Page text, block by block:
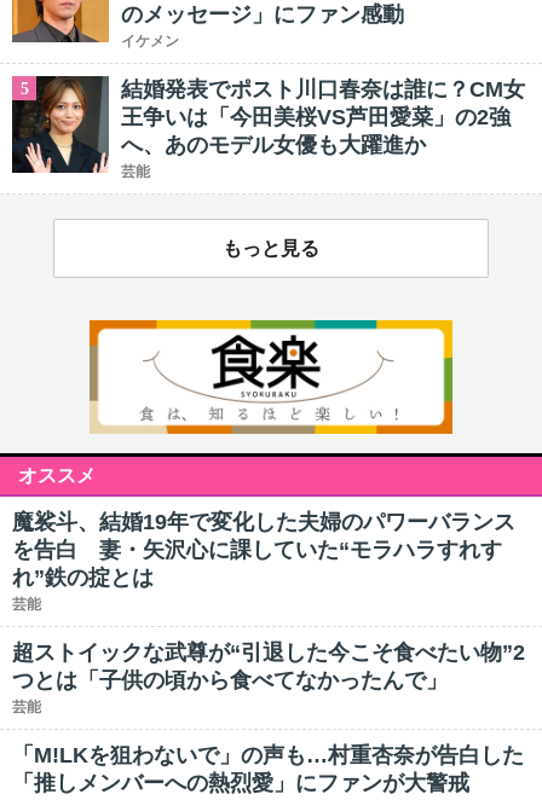
のメッセージ」にファン感動
イケメン
5
結婚発表でポスト川口春奈は誰に？CM女
王争いは「今田美桜VS芦田愛菜」の2強
へ、あのモデル女優も大躍進か
芸能
もっと見る
オススメ
魔裟斗、結婚19年で変化した夫婦のパワーバランス
を告白 妻・矢沢心に課していた“モラハラすれす
れ”鉄の掟とは
芸能
超ストイックな武尊が“引退した今こそ食べたい物”2
つとは「子供の頃から食べてなかったんで」
芸能
「M!LKを狙わないで」の声も…村重杏奈が告白した
「推しメンバーへの熱烈愛」にファンが大警戒